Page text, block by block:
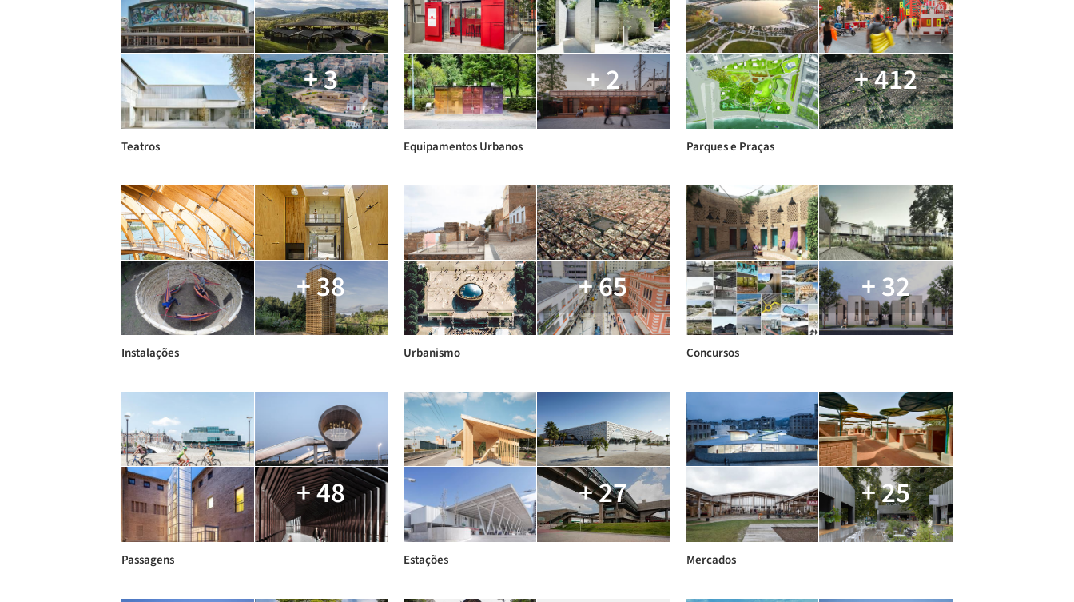
+ 3
Teatros
+ 2
Equipamentos Urbanos
+ 412
Parques e Praças
+ 38
Instalações
+ 65
Urbanismo
+ 32
Concursos
+ 48
Passagens
+ 27
Estações
+ 25
Mercados